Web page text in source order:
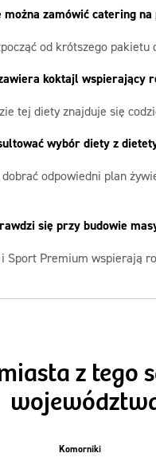
można zamówić catering
od krótszego pakietu
koktajl wspierający
tej diety znajduje się
wybór diety z
odpowiedni plan
się przy budowie
Sport Premium wspierają
z tego
Komorniki